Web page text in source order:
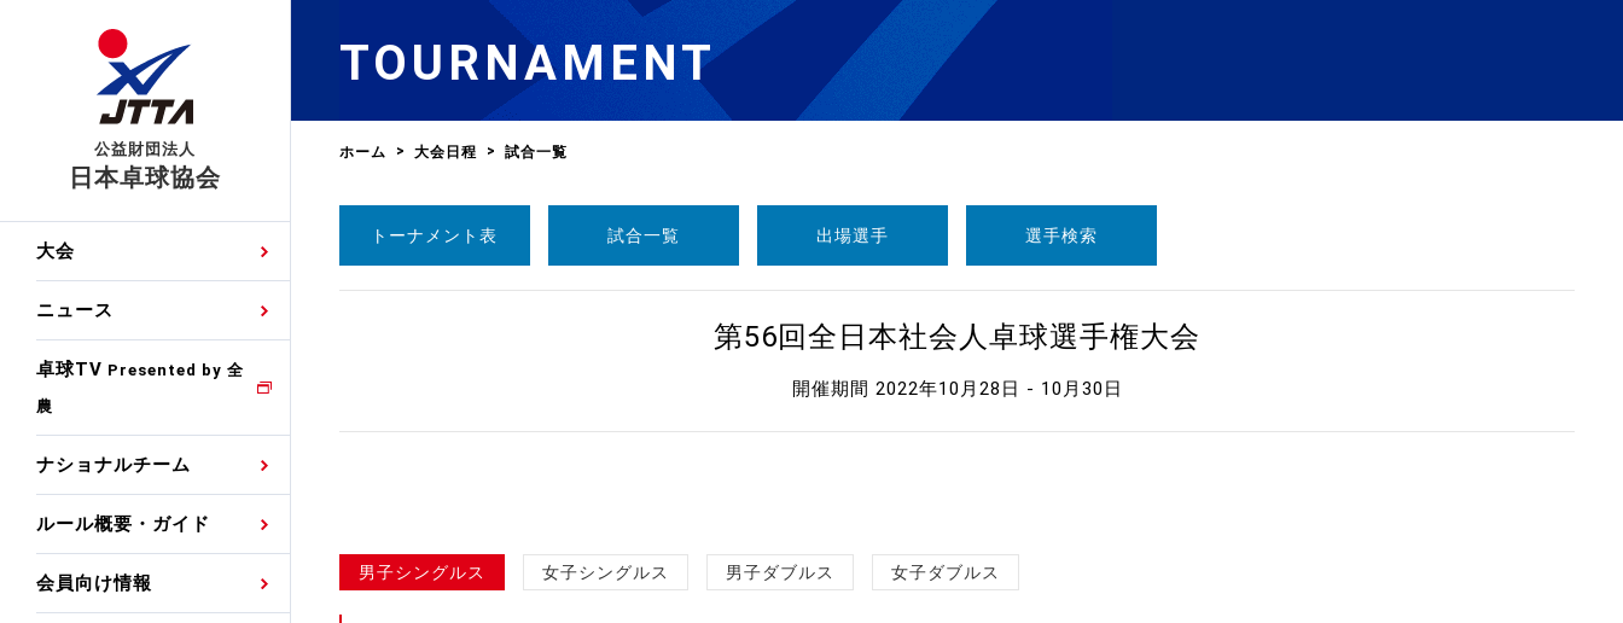
公益財団法人
日本卓球協会
大会
公式大会優勝記録
ニュース
大会・試合
TV・メディア情報
卓球TV Presented by 全
農
ナショナルチーム
男子ナショナルチーム選
強化スタッフ
ルール概要・ガイド
卓球の基本的なルール
卓球用語集
会員向け情報
協会会員登録
審判
卓球協会のミッション
沿革・組織図
国際交流届申込みフォーム
競技ウエアチーム名申請
審判員ネームプレート制作
申込
TOURNAMENT
ホーム 大会日程 試合一覧
トーナメント表 試合一覧 出場選手 選手検索
第56回全日本社会人卓球選手権大会
開催期間 2022年10月28日 - 10月30日
男子シングルス 女子シングルス 男子ダブルス 女子ダブルス